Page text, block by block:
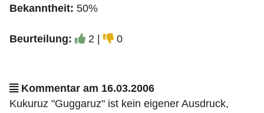
Bekanntheit: 50%
Beurteilung: 2 | 0
Kommentar am 16.03.2006
Kukuruz "Guggaruz" ist kein eigener Ausdruck,